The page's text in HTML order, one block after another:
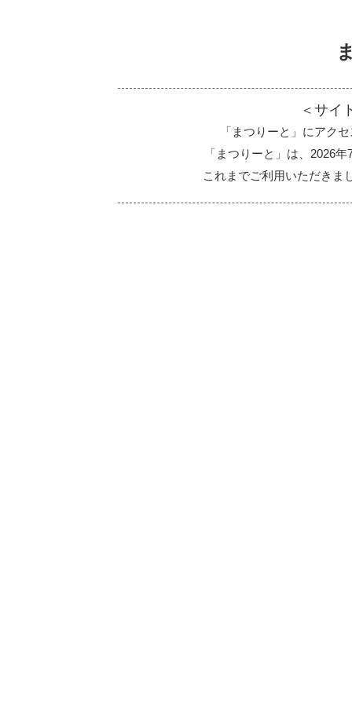
＜サイ
「まつりーと」にアク
「まつりーと」は、2026
これまでご利用いただきま